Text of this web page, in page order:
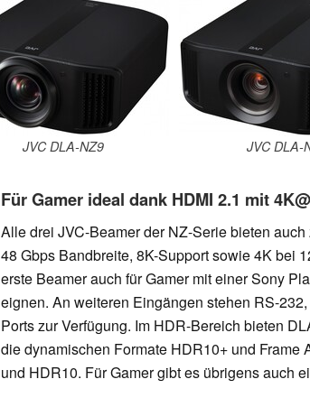
JVC DLA-NZ9 JVC DLA-
Für Gamer ideal dank HDMI 2.1 mit
Alle drei JVC-Beamer der NZ-Serie bieten
48 Gbps Bandbreite, 8K-Support sowie 4K bei
erste Beamer auch für Gamer mit einer Sony
eignen. An weiteren Eingängen stehen RS-
Ports zur Verfügung. Im HDR-Bereich bieten
die dynamischen Formate HDR10+ und Frame
und HDR10. Für Gamer gibt es übrigens auch